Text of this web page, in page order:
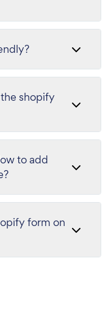
shopify
to add
form on